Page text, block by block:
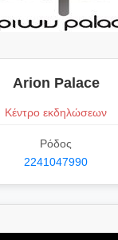
Arion Palace
Κέντρο εκδηλώσεων
Ρόδος
2241047990